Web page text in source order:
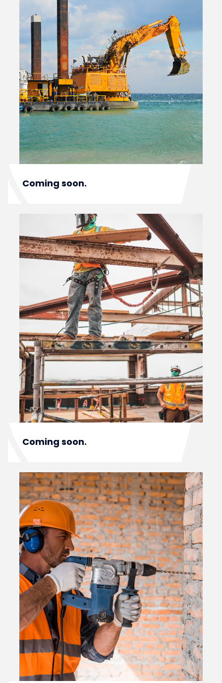
Coming soon.
Coming soon.